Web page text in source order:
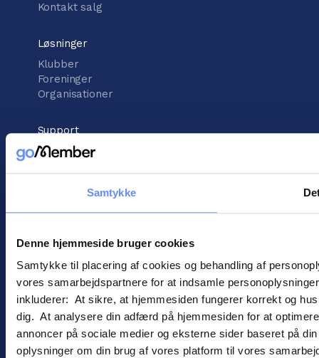
Samtykke
Denne hjemmeside bruger cookies
Samtykke til placering af cookies og behandling af
vores samarbejdspartnere for at indsamle
inkluderer: At sikre, at hjemmesiden fungerer korrekt og
dig. At analysere din adfærd på hjemmesiden for at
annoncer på sociale medier og eksterne sider baseret på
oplysninger om din brug af vores platform til vores
Kontakt salg
Løsninger
Klubber
Foreninger
Organisationer
Support
Vidensbank
Information
Handelsbetingelser
Cookies
Persondatapolitik